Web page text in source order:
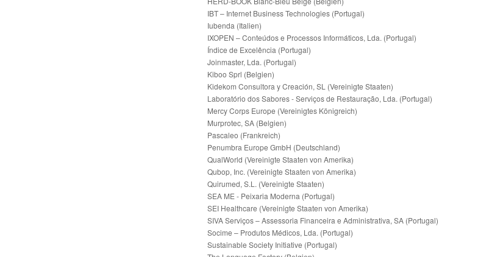
IBT – Internet Business Technologies (Portugal)
Iubenda (Italien)
IXOPEN – Conteúdos e Processos Informáticos, Lda. (Portugal)
Índice de Excelência (Portugal)
Joinmaster, Lda. (Portugal)
Kiboo Sprl (Belgien)
Kidekom Consultora y Creación, SL (Vereinigte Staaten)
Laboratório dos Sabores - Serviços de Restauração, Lda. (Portugal)
Mercy Corps Europe (Vereinigtes Königreich)
Murprotec, SA (Belgien)
Pascaleo (Frankreich)
Penumbra Europe GmbH (Deutschland)
QualWorld (Vereinigte Staaten von Amerika)
Qubop, Inc. (Vereinigte Staaten von Amerika)
Quirumed, S.L. (Vereinigte Staaten)
SEA ME - Peixaria Moderna (Portugal)
SEI Healthcare (Vereinigte Staaten von Amerika)
SIVA Serviços – Assessoria Financeira e Administrativa, SA (Portugal)
Socime – Produtos Médicos, Lda. (Portugal)
Sustainable Society Initiative (Portugal)